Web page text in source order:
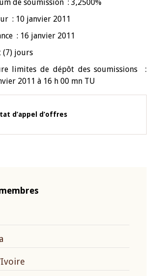
de soumission : 3,2500%
: 10 janvier 2011
: 16 janvier 2011
(7) jours
limites de dépôt des soumissions :
2011 à 16 h 00 mn TU
d’appel d’offres